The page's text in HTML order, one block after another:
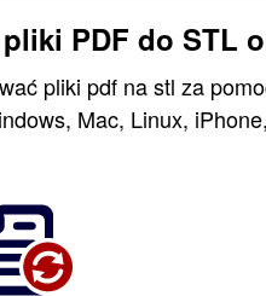
PDF do STL
pliki pdf na stl za
Mac, Linux,